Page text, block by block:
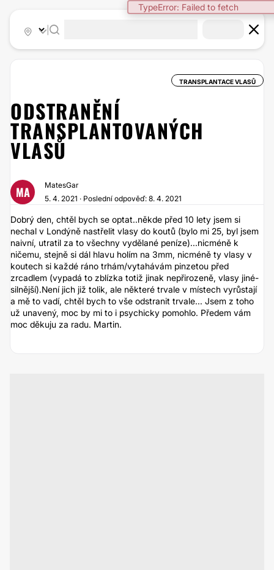
TypeError: Failed to fetch
TRANSPLANTACE VLASŮ
ODSTRANĚNÍ
TRANSPLANTOVANÝCH
VLASŮ
MA
MatesGar
5. 4. 2021 · Poslední odpověď: 8. 4. 2021
Dobrý den, chtěl bych se optat..někde před 10 lety jsem si
nechal v Londýně nastřelit vlasy do koutů (bylo mi 25, byl jsem
naivní, utratil za to všechny vydělané peníze)...nicméně k
ničemu, stejně si dál hlavu holím na 3mm, nicméně ty vlasy v
koutech si každé ráno trhám/vytahávám pinzetou před
zrcadlem (vypadá to zblízka totiž jinak nepřirozeně, vlasy jiné-
silnější).Není jich již tolik, ale některé trvale v místech vyrůstají
a mě to vadí, chtěl bych to vše odstranit trvale... Jsem z toho
už unavený, moc by mi to i psychicky pomohlo. Předem vám
moc děkuju za radu. Martin.